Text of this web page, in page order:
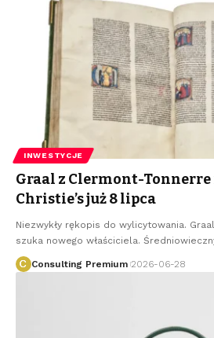
INWESTYCJE
Graal z Clermont-Tonnerre
Christie’s już 8 lipca
Niezwykły rękopis do wylicytowania.
szuka nowego właściciela.
Consulting Premium 2026-06-28